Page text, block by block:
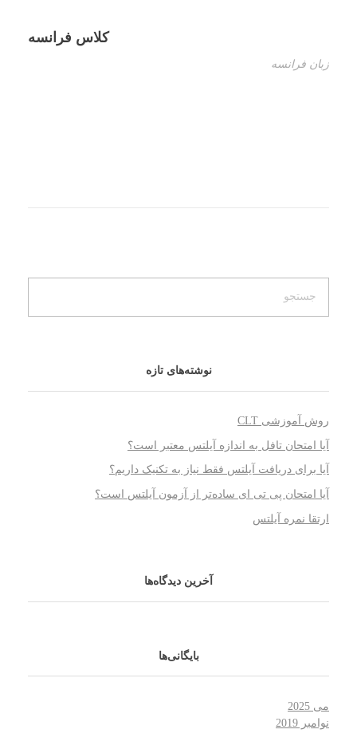
کلاس فرانسه
زبان فرانسه
نوشته‌های تازه
روش آموزشی CLT
آیا امتحان تافل به اندازه آیلتس معتبر است؟
آیا برای دریافت آیلتس فقط نیاز به تکنیک داریم؟
آیا امتحان پی تی ای ساده‌تر از آزمون آیلتس است؟
ارتقا نمره آیلتس
آخرین دیدگاه‌ها
بایگانی‌ها
می 2025
نوامبر 2019